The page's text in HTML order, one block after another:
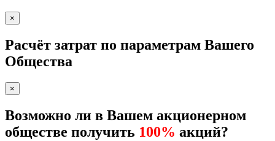
×
Расчёт затрат по параметрам Вашего
Общества
×
Возможно ли в Вашем акционерном
обществе получить 100% акций?